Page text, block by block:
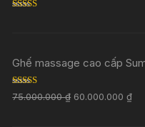
Ghế massage cao cấp
Rated5.00
out of 5
75.000.000₫ 60.000.000₫